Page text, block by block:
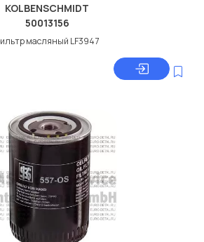
KOLBENSCHMIDT
50013156
масляный LF3947